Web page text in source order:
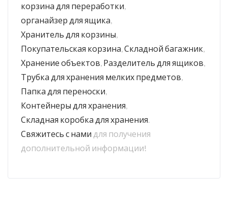
корзина для переработки,
органайзер для ящика,
Хранитель для корзины,
Покупательская корзина,Складной багажник,
Хранение объектов, Разделитель для ящиков,
Трубка для хранения мелких предметов,
Папка для переноски,
Контейнеры для хранения,
Складная коробка для хранения.
Свяжитесь с нами для получения
дополнительной информации!